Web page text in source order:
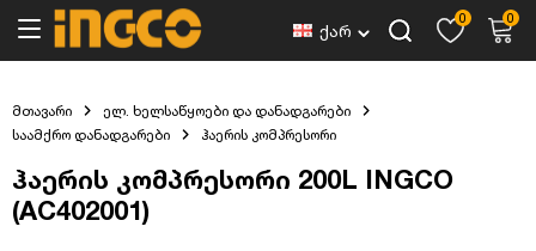
ქარ
0 0
მთავარი
ელ. ხელსაწყოები და დანადგარები
საამქრო დანადგარები
ჰაერის კომპრესორი
ჰაერის კომპრესორი 200L INGCO
(AC402001)